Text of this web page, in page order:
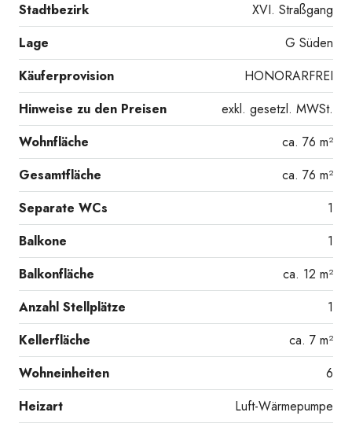
Plan Keller gesamt
Stadtbezirk
XVI. Straßgang
Lage
G Süden
Käuferprovision
HONORARFREI
Hinweise zu den Preisen
exkl. gesetzl. MWSt.
Wohnfläche
ca. 76 m²
Gesamtfläche
ca. 76 m²
Separate WCs
1
Balkone
1
Balkonfläche
ca. 12 m²
Anzahl Stellplätze
1
Kellerfläche
ca. 7 m²
Wohneinheiten
6
Heizart
Luft-Wärmepumpe